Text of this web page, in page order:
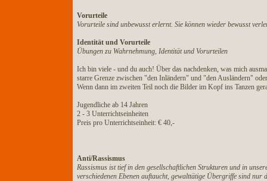
Vorurteile
Vorurteile sind unbewusst erlernt. Sie können wieder bewusst
Identität und Vorurteile
Übungen zu Wahrnehmung, Identität und Vorurteilen
Ich bin viele - und du auch! Über das nachdenken, was mich
starre Grenze zwischen "den Inländern" und "den Ausländern"
Wenn dann im zweiten Teil noch die Bilder im Kopf ins Tanzen
Jugendliche ab 14 Jahren
2 - 3 Unterrichtseinheiten
Preis pro Unterrichtseinheit: € 40,-
Anti/Rassismus
Rassismus ist tief in den gesellschaftlichen Strukturen und in
verschiedenen Ebenen auftaucht, gewalttätige Übergriffe sind nur